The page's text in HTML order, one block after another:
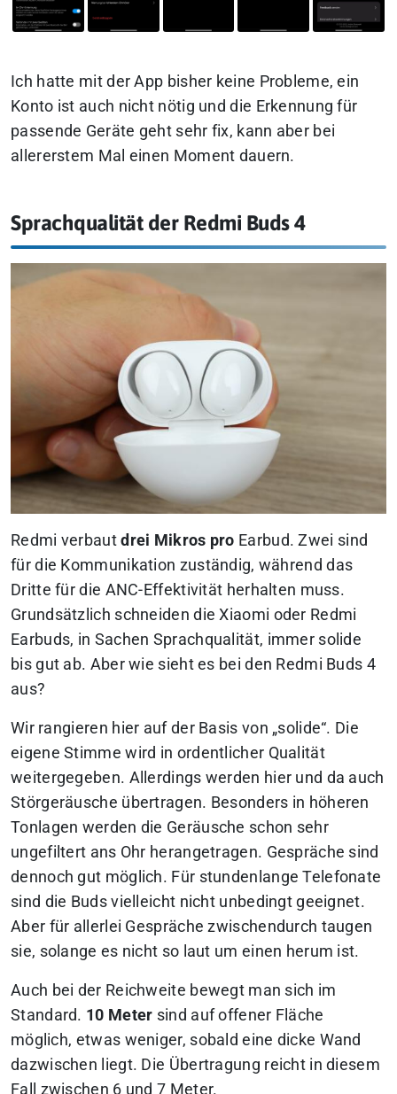
Ich hatte mit der App bisher keine Probleme, ein
Konto ist auch nicht nötig und die Erkennung für
passende Geräte geht sehr fix, kann aber bei
allererstem Mal einen Moment dauern.
Sprachqualität der Redmi Buds 4
Redmi verbautdrei Mikros pro Earbud. Zwei sind
für die Kommunikation zuständig, während das
Dritte für die ANC-Effektivität herhalten muss.
Grundsätzlich schneiden die Xiaomi oder Redmi
Earbuds, in Sachen Sprachqualität, immer solide
bis gut ab. Aber wie sieht es bei den Redmi Buds 4
aus?
Wir rangieren hier auf der Basis von „solide“. Die
eigene Stimme wird in ordentlicher Qualität
weitergegeben. Allerdings werden hier und da auch
Störgeräusche übertragen. Besonders in höheren
Tonlagen werden die Geräusche schon sehr
ungefiltert ans Ohr herangetragen. Gespräche sind
dennoch gut möglich. Für stundenlange Telefonate
sind die Buds vielleicht nicht unbedingt geeignet.
Aber für allerlei Gespräche zwischendurch taugen
sie, solange es nicht so laut um einen herum ist.
Auch bei der Reichweite bewegt man sich im
Standard. 10 Meter sind auf offener Fläche
möglich, etwas weniger, sobald eine dicke Wand
dazwischen liegt. Die Übertragung reicht in diesem
Fall zwischen 6 und 7 Meter.